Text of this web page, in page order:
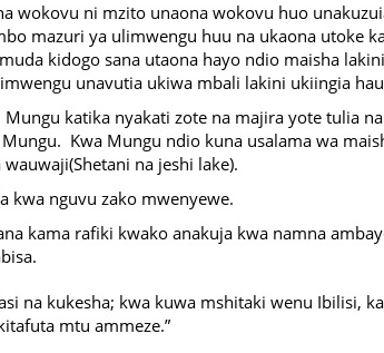
wokovu ni mzito unaona wokovu huo
mazuri ya ulimwengu huu na ukaona utoke
kidogo sana utaona hayo ndio maisha
unavutia ukiwa mbali lakini ukiingia
katika nyakati zote na majira yote tulia
Kwa Mungu ndio kuna usalama wa
na jeshi lake).
kwa nguvu zako mwenyewe.
kama rafiki kwako anakuja kwa namna
na kukesha; kwa kuwa mshitaki wenu Ibilisi,
mtu ammeze.”